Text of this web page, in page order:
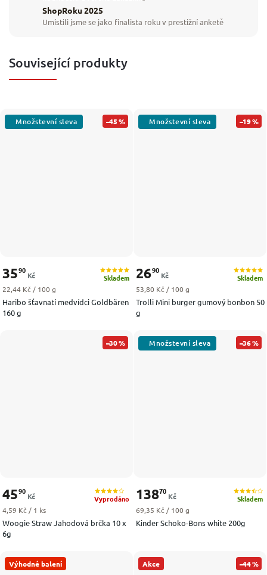
ShopRoku 2025
Umístili jsme se jako finalista roku v prestižní anketě
Související produkty
–45 %
Haribo šťavnatí medvídci Goldbären
160 g
Skladem
3590
Kč
Měrná cena:
22,44 Kč / 100 g
–19 %
Trolli Mini burger gumový bonbon 50
g
Skladem
2690
Kč
Měrná cena:
53,80 Kč / 100 g
–30 %
Woogie Straw Jahodová brčka 10 x
6g
Vyprodáno
4590
Kč
Měrná cena:
4,59 Kč / 1 ks
–36 %
Kinder Schoko-Bons white 200g
Skladem
13870
Kč
Měrná cena:
69,35 Kč / 100 g
Výhodné balení Akce –44 %